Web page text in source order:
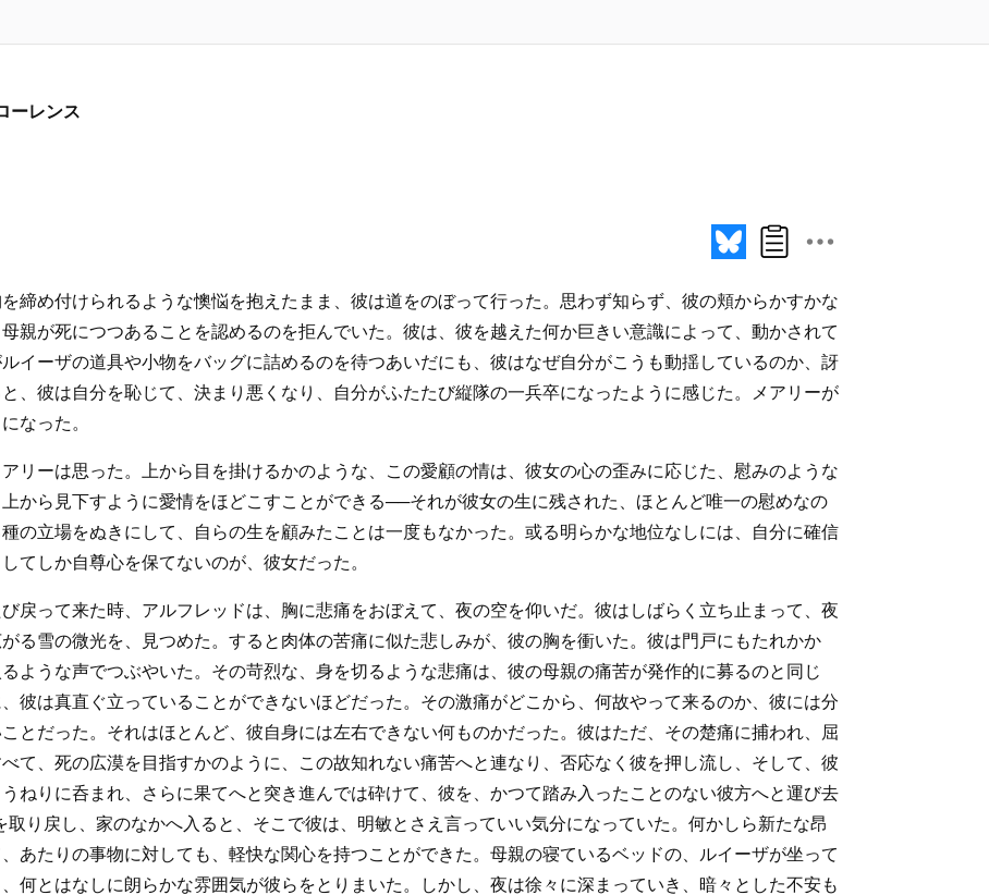
ーレンス
締め付けられるような懊悩を抱えたまま、彼は道をのぼって行った。思わず知らず、彼の頬からかすかな
親が死につつあることを認めるのを拒んでいた。彼は、彼を越えた何か巨きい意識によって、動かされて
イーザの道具や小物をバッグに詰めるのを待つあいだにも、彼はなぜ自分がこうも動揺しているのか、訝
、彼は自分を恥じて、決まり悪くなり、自分がふたたび縦隊の一兵卒になったように感じた。メアリーが
なった。
リーは思った。上から目を掛けるかのような、この愛顧の情は、彼女の心の歪みに応じた、慰みのような
から見下すように愛情をほどこすことができる──それが彼女の生に残された、ほとんど唯一の慰めなの
の立場をぬきにして、自らの生を顧みたことは一度もなかった。或る明らかな地位なしには、自分に確信
てしか自尊心を保てないのが、彼女だった。
戻って来た時、アルフレッドは、胸に悲痛をおぼえて、夜の空を仰いだ。彼はしばらく立ち止まって、夜
る雪の微光を、見つめた。すると肉体の苦痛に似た悲しみが、彼の胸を衝いた。彼は門戸にもたれかか
ような声でつぶやいた。その苛烈な、身を切るような悲痛は、彼の母親の痛苦が発作的に募るのと同じ
彼は真直ぐ立っていることができないほどだった。その激痛がどこから、何故やって来るのか、彼には分
とだった。それはほとんど、彼自身には左右できない何ものかだった。彼はただ、その楚痛に捕われ、屈
て、死の広漠を目指すかのように、この故知れない痛苦へと連なり、否応なく彼を押し流し、そして、彼
ねりに呑まれ、さらに果てへと突き進んでは砕けて、彼を、かつて踏み入ったことのない彼方へと運び去
り戻し、家のなかへ入ると、そこで彼は、明敏とさえ言っていい気分になっていた。何かしら新たな昂
あたりの事物に対しても、軽快な関心を持つことができた。母親の寝ているベッドの、ルイーザが坐って
何とはなしに朗らかな雰囲気が彼らをとりまいた。しかし、夜は徐々に深まっていき、暗々とした不安も